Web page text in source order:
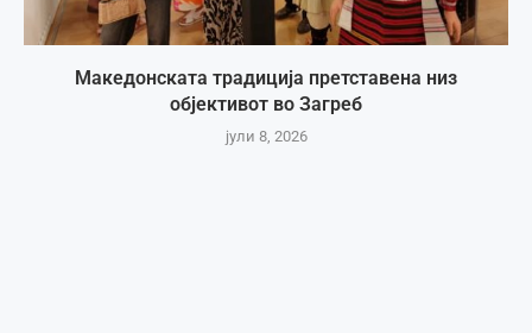
Македонската традиција претставена низ
објективот во Загреб
јули 8, 2026